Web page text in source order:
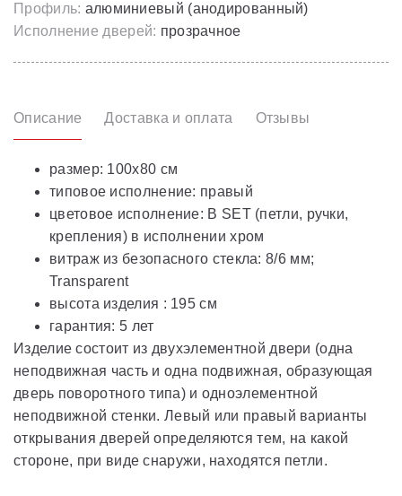
Профиль: алюминиевый (анодированный)
Исполнение дверей: прозрачное
Описание Доставка и оплата Отзывы
размер: 100x80 см
типовое исполнение: правый
цветовое исполнение: B SET (петли, ручки,
крепления) в исполнении хром
витраж из безопасного стекла: 8/6 мм;
Transparent
высота изделия : 195 см
гарантия: 5 лет
Изделие состоит из двухэлементной двери (одна
неподвижная часть и одна подвижная, образующая
дверь поворотного типа) и одноэлементной
неподвижной стенки. Левый или правый варианты
открывания дверей определяются тем, на какой
стороне, при виде снаружи, находятся петли.